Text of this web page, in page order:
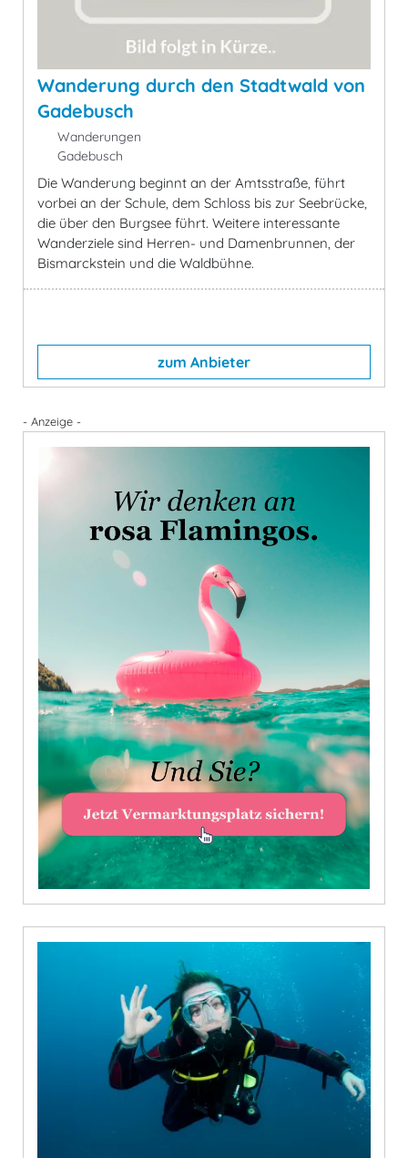
Wanderung durch den Stadtwald von
Gadebusch
Wanderungen
Gadebusch
Die Wanderung beginnt an der Amtsstraße, führt
vorbei an der Schule, dem Schloss bis zur Seebrücke,
die über den Burgsee führt. Weitere interessante
Wanderziele sind Herren- und Damenbrunnen, der
Bismarckstein und die Waldbühne.
zum Anbieter
- Anzeige -